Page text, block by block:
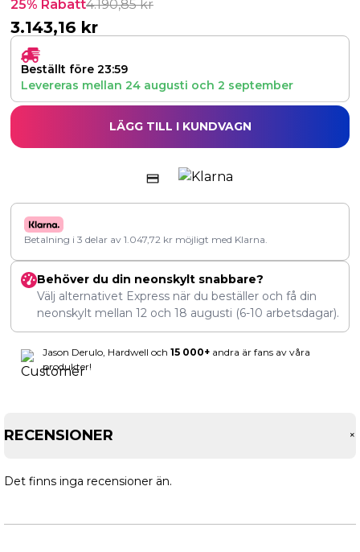
25% Rabatt4.190,85kr
3.143,16 kr
Beställt före 23:59
Levereras mellan 24 augusti och 2 september
LÄGG TILL I KUNDVAGN
Betalning i 3 delar av 1.047,72 kr möjligt med Klarna.
Behöver du din neonskylt snabbare?
Välj alternativet Express när du beställer och få din
neonskylt mellan 12 och 18 augusti (6-10 arbetsdagar).
Jason Derulo, Hardwell och 15 000+ andra är fans av våra
produkter!
RECENSIONER +
Det finns inga recensioner än.